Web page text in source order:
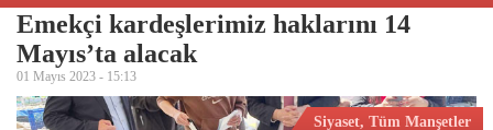
Emekçi kardeşlerimiz haklarını 14
Mayıs’ta alacak
01 Mayıs 2023 - 15:13
Siyaset, Tüm Manşetler